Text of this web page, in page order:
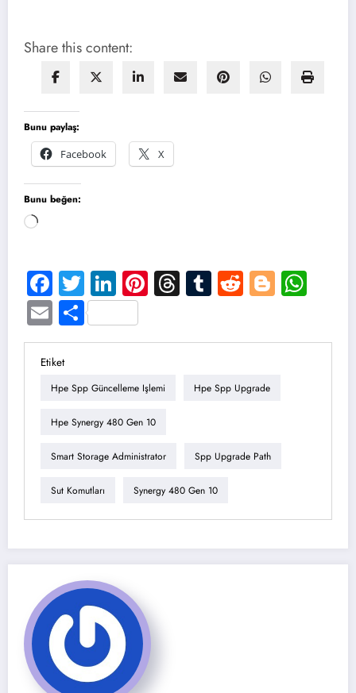
Share this content:
Bunu paylaş:
Facebook
X
Bunu beğen:
Yükleniyor...
Facebook
TwitterLinkedIn
Pinterest
Threads
Tumblr
Reddit
EmailShare
Etiket
Hpe Spp Güncelleme Işlemi Hpe Spp Upgrade
Hpe Synergy 480 Gen 10
Smart Storage Administrator Spp Upgrade Path
Sut Komutları Synergy 480 Gen 10